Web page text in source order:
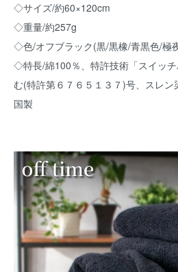
◇サイズ/約60×120cm
◇重量/約257g
◇色/オフブラック(黒/黒橡/青黒色/極
◇特長/綿100％、特許技術「スイッ
む(特許第６７６５１３７)号、スレン
国製